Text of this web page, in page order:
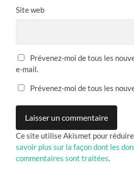
Site web
Prévenez-moi de tous les
e-mail.
Prévenez-moi de tous les
Ce site utilise Akismet pour
savoir plus sur la façon dont les
commentaires sont traitées.